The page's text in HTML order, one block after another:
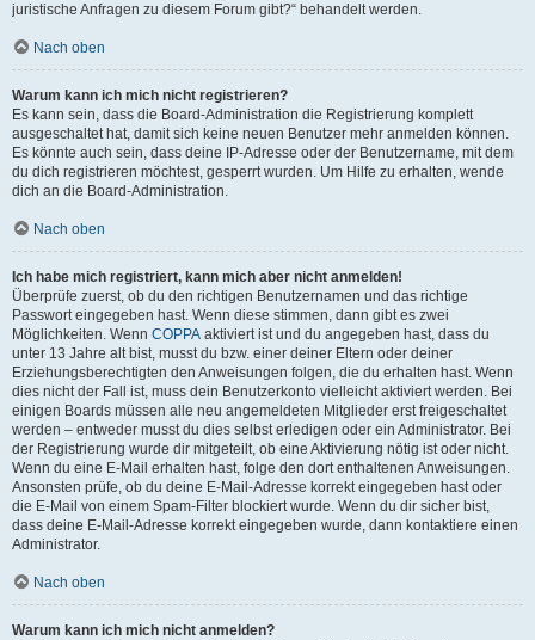
juristische Anfragen zu diesem Forum gibt?“ behandelt werden.
Nach oben
Warum kann ich mich nicht registrieren?
Es kann sein, dass die Board-Administration die Registrierung komplett
ausgeschaltet hat, damit sich keine neuen Benutzer mehr anmelden können.
Es könnte auch sein, dass deine IP-Adresse oder der Benutzername, mit dem
du dich registrieren möchtest, gesperrt wurden. Um Hilfe zu erhalten, wende
dich an die Board-Administration.
Nach oben
Ich habe mich registriert, kann mich aber nicht anmelden!
Überprüfe zuerst, ob du den richtigen Benutzernamen und das richtige
Passwort eingegeben hast. Wenn diese stimmen, dann gibt es zwei
Möglichkeiten. Wenn COPPA aktiviert ist und du angegeben hast, dass du
unter 13 Jahre alt bist, musst du bzw. einer deiner Eltern oder deiner
Erziehungsberechtigten den Anweisungen folgen, die du erhalten hast. Wenn
dies nicht der Fall ist, muss dein Benutzerkonto vielleicht aktiviert werden. Bei
einigen Boards müssen alle neu angemeldeten Mitglieder erst freigeschaltet
werden – entweder musst du dies selbst erledigen oder ein Administrator. Bei
der Registrierung wurde dir mitgeteilt, ob eine Aktivierung nötig ist oder nicht.
Wenn du eine E-Mail erhalten hast, folge den dort enthaltenen Anweisungen.
Ansonsten prüfe, ob du deine E-Mail-Adresse korrekt eingegeben hast oder
die E-Mail von einem Spam-Filter blockiert wurde. Wenn du dir sicher bist,
dass deine E-Mail-Adresse korrekt eingegeben wurde, dann kontaktiere einen
Administrator.
Nach oben
Warum kann ich mich nicht anmelden?